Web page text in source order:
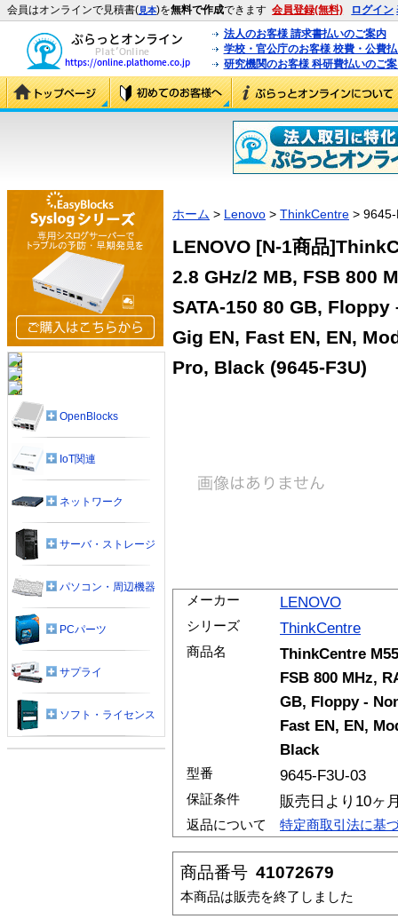
会員はオンラインで見積書(見本)を無料で作成できます 会員登録(無料) ログイン
法人のお客様 請求書払いのご案内
学校・官公庁のお客様 校費・公費
研究機関のお客様 科研費払いのご
ホーム > Lenovo > ThinkCentre >
LENOVO [N-1商品
2.8 GHz/2 MB, FSB 800
SATA-150 80 GB, Floppy
Gig EN, Fast EN, EN,
Pro, Black (9645-F3U)
メーカー LENOVO
シリーズ ThinkCentre
商品名
ThinkCentre
FSB 800 MHz,
GB, Floppy -
Fast EN, EN,
Black
型番 9645-F3U-03
保証条件 販売日より10ヶ
返品について 特定商取引法に基
商品番号 41072679
本商品は販売を終了しました
OpenBlocks
IoT関連
ネットワーク
サーバ・ストレージ
パソコン・周辺機器
PCパーツ
サプライ
ソフト・ライセンス